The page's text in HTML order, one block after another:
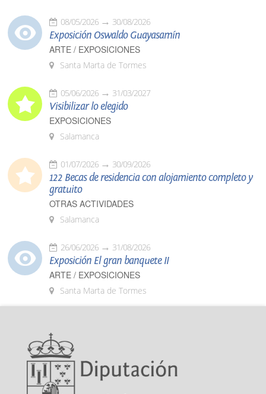
08/05/2026 30/08/2026
Exposición Oswaldo Guayasamín
ARTE / EXPOSICIONES
Santa Marta de Tormes
05/06/2026 31/03/2027
Visibilizar lo elegido
EXPOSICIONES
Salamanca
01/07/2026 30/09/2026
122 Becas de residencia con alojamiento completo y
gratuito
OTRAS ACTIVIDADES
Salamanca
26/06/2026 31/08/2026
Exposición El gran banquete II
ARTE / EXPOSICIONES
Santa Marta de Tormes